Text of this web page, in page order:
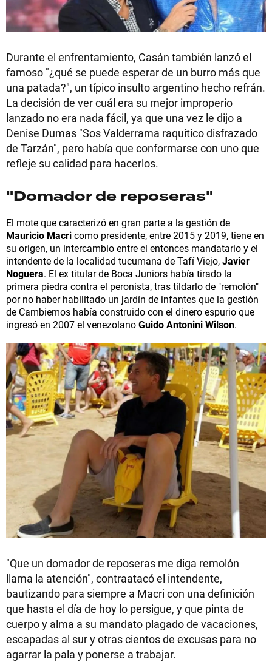
Durante el enfrentamiento, Casán también lanzó el
famoso "¿qué se puede esperar de un burro más que
una patada?", un típico insulto argentino hecho refrán.
La decisión de ver cuál era su mejor improperio
lanzado no era nada fácil, ya que una vez le dijo a
Denise Dumas "Sos Valderrama raquítico disfrazado
de Tarzán", pero había que conformarse con uno que
refleje su calidad para hacerlos.
"Domador de reposeras"
El mote que caracterizó en gran parte a la gestión de
Mauricio Macricomo presidente, entre 2015 y 2019, tiene en
su origen, un intercambio entre el entonces mandatario y el
intendente de la localidad tucumana de Tafí Viejo,Javier
Noguera. El ex titular de Boca Juniors había tirado la
primera piedra contra el peronista, tras tildarlo de "remolón"
por no haber habilitado un jardín de infantes que la gestión
de Cambiemos había construido con el dinero espurio que
ingresó en 2007 el venezolanoGuido Antonini Wilson.
"Que un domador de reposeras me diga remolón
llama la atención", contraatacó el intendente,
bautizando para siempre a Macri con una definición
que hasta el día de hoy lo persigue, y que pinta de
cuerpo y alma a su mandato plagado de vacaciones,
escapadas al sur y otras cientos de excusas para no
agarrar la pala y ponerse a trabajar.